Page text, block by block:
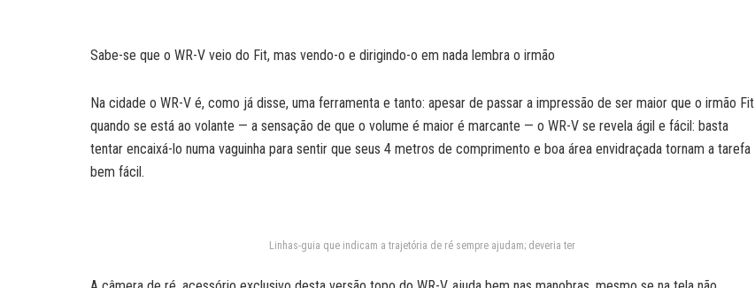
Sabe-se que o WR-V veio do Fit, mas vendo-o e dirigindo-o em nada lembra o irmão
Na cidade o WR-V é, como já disse, uma ferramenta e tanto: apesar de passar a impressão de ser maior que o irmão Fit
quando se está ao volante — a sensação de que o volume é maior é marcante — o WR-V se revela ágil e fácil: basta
tentar encaixá-lo numa vaguinha para sentir que seus 4 metros de comprimento e boa área envidraçada tornam a tarefa
bem fácil.
Linhas-guia que indicam a trajetória de ré sempre ajudam; deveria ter